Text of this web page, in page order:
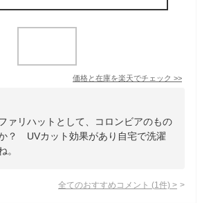
価格と在庫を楽天でチェック >>
ァリハットとして、コロンビアのもの
？ UVカット効果があり自宅で洗濯
。
全てのおすすめコメント (1 件) >